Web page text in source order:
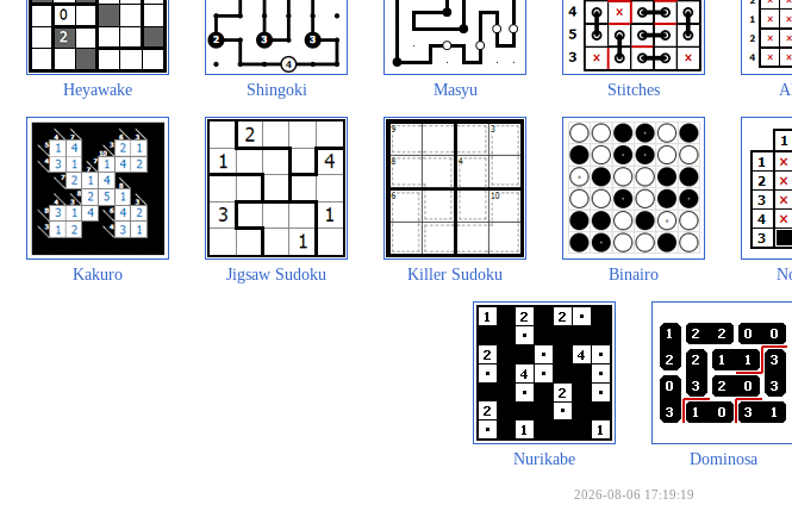
Heyawake Shingoki Masyu Stitches
Kakuro Jigsaw Sudoku Killer Sudoku Binairo
Nurikabe Dominosa
2026-08-06 17:19:19